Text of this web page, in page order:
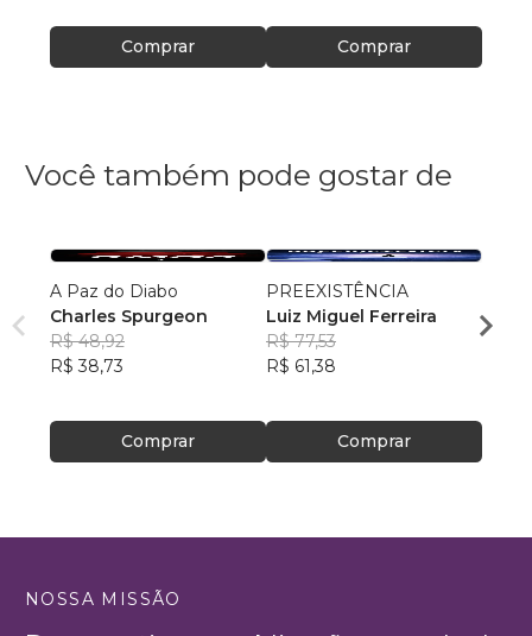
Comprar Comprar
Você também pode gostar de
A Paz do Diabo
Charles Spurgeon
R$ 48,92
R$ 38,73
Comprar
PREEXISTÊNCIA
Luiz Miguel Ferreira
R$ 77,53
R$ 61,38
Comprar
R$
NOSSA MISSÃO